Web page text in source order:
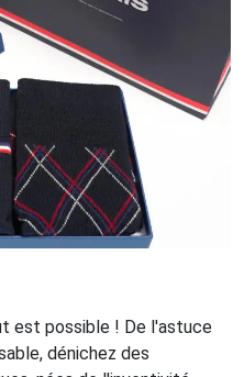
est possible ! De l'astuce
dénichez des